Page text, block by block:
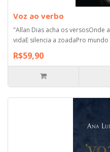
Voz ao verbo
"Allan Dias acha os versosOnde
vidaE silencia a zoadaPro mundo
R$59,90